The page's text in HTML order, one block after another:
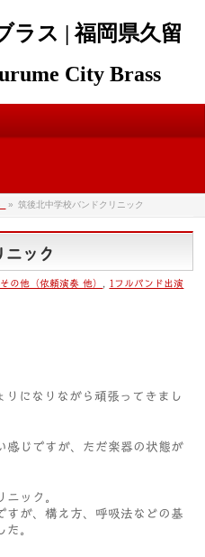
ス | 福岡県久留
City Brass
» 筑後北中学校バンドクリニック
ニック
の他（依頼演奏 他） 1フルバンド出演
りになりながら頑張ってきまし
感じですが、ただ楽器の状態が
ック。
すが、構え方、呼吸法などの基
。